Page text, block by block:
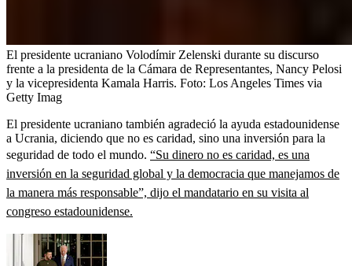
El presidente ucraniano Volodímir Zelenski durante su discurso
frente a la presidenta de la Cámara de Representantes, Nancy Pelosi
y la vicepresidenta Kamala Harris. Foto: Los Angeles Times via
Getty Imag
El presidente ucraniano también agradeció la ayuda estadounidense
a Ucrania, diciendo que no es caridad, sino una inversión para la
seguridad de todo el mundo. “Su dinero no es caridad, es una
inversión en la seguridad global y la democracia que manejamos de
la manera más responsable”, dijo el mandatario en su visita al
congreso estadounidense.